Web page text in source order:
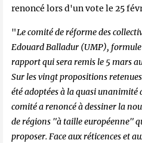
renoncé lors d'un vote le 25
"Le comité de réforme des
Edouard Balladur (UMP),
rapport qui sera remis le 5 mars
Sur les vingt propositions
été adoptées à la quasi unanimité
comité a renoncé à dessiner la
de régions "à taille européenne"
proposer. Face aux réticences et